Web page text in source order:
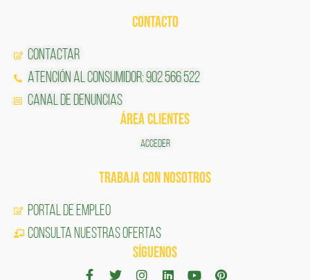
CONTACTO
Contactar
Atención al Consumidor: 902 566 522
Canal de Denuncias
ÁREA CLIENTES
ACCEDER
TRABAJA CON NOSOTROS
Portal de Empleo
CONSULTA NUESTRAS OFERTAS
SÍGUENOS